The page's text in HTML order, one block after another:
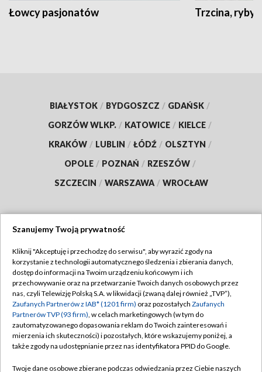
Łowcy pasjonatów Trzcina, ryby
BIAŁYSTOK / BYDGOSZCZ / GDAŃSK /
GORZÓW WLKP. / KATOWICE / KIELCE /
KRAKÓW / LUBLIN / ŁÓDŹ / OLSZTYN /
OPOLE / POZNAŃ / RZESZÓW /
SZCZECIN / WARSZAWA / WROCŁAW
TVP
Abonament TVP
Emisja w TVP
Centrum informacji TVP
Naziemna Telewizja Cyfrowa
Regulamin TVP
Polityka prywatności
Moje zgody
Pomoc
Szanujemy Twoją prywatność
Kliknij "Akceptuję i przechodzę do serwisu", aby wyrazić zgody na
korzystanie z technologii automatycznego śledzenia i zbierania danych,
dostęp do informacji na Twoim urządzeniu końcowym i ich
przechowywanie oraz na przetwarzanie Twoich danych osobowych przez
nas, czyli Telewizję Polską S.A. w likwidacji (zwaną dalej również „TVP”),
Zaufanych Partnerów z IAB* (1201 firm) oraz pozostałych Zaufanych
Partnerów TVP (93 firm), w celach marketingowych (w tym do
zautomatyzowanego dopasowania reklam do Twoich zainteresowań i
mierzenia ich skuteczności) i pozostałych, które wskazujemy poniżej, a
także zgody na udostępnianie przez nas identyfikatora PPID do Google.
Twoje dane osobowe zbierane podczas odwiedzania przez Ciebie naszych